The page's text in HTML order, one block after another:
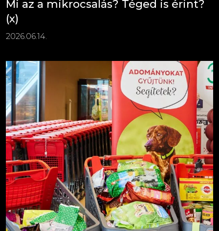
Mi az a mikrocsalás? Téged is érint?
(x)
2026.06.14.